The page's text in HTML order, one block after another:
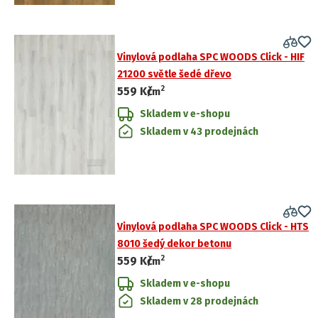
Vinylová podlaha SPC WOODS Click - HIF
21200 světle šedé dřevo
559 Kč
/m2
Skladem v e-shopu
Skladem v 43 prodejnách
Vinylová podlaha SPC WOODS Click - HTS
8010 šedý dekor betonu
559 Kč
/m2
Skladem v e-shopu
Skladem v 28 prodejnách